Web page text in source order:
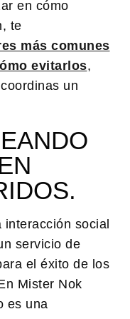
en cómo
te
más comunes
evitarlos,
un
interacción social
servicio de
el éxito de los
Mister Nok
es una